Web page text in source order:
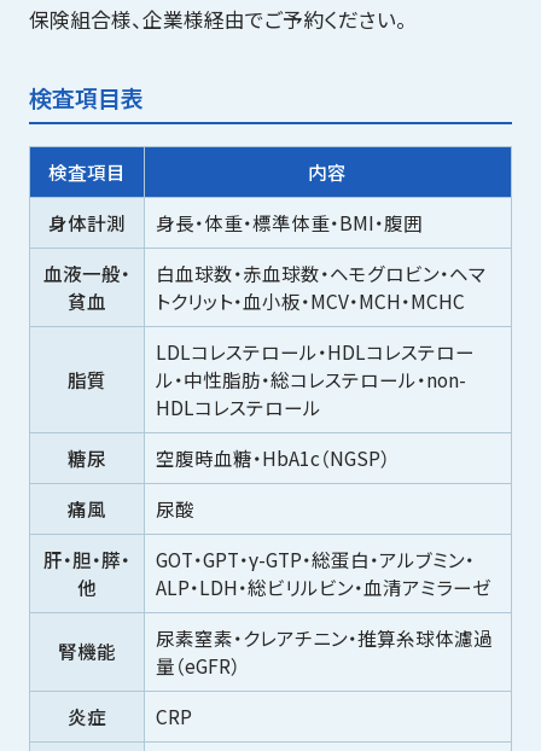
保険組合様、企業様経由でご予約ください。
検査項目表
検査項目
内容
身体計測
身長・体重・標準体重・BMI・腹囲
血液一般・
貧血
白血球数・赤血球数・ヘモグロビン・ヘマ
トクリット・血小板・MCV・MCH・MCHC
脂質
LDLコレステロール・HDLコレステロー
ル・中性脂肪・総コレステロール・non-
HDLコレステロール
糖尿
空腹時血糖・HbA1c（NGSP）
痛風
尿酸
肝・胆・膵・
他
GOT・GPT・γ-GTP・総蛋白・アルブミン・
ALP・LDH・総ビリルビン・血清アミラーゼ
腎機能
尿素窒素・クレアチニン・推算糸球体濾過
量（eGFR）
炎症
CRP